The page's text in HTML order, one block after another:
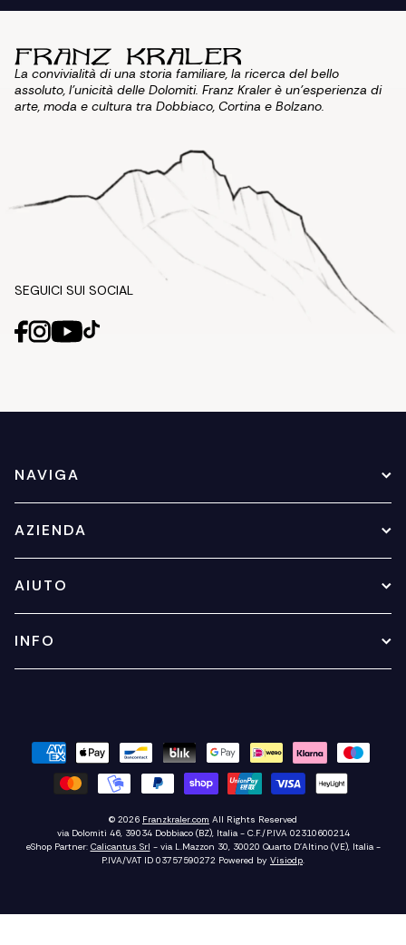
La convivialità di una storia familiare, la ricerca del bello
assoluto, l'unicità delle Dolomiti. Franz Kraler è un'esperienza di
arte, moda e cultura tra Dobbiaco, Cortina e Bolzano.
SEGUICI SUI SOCIAL
NAVIGA
AZIENDA
AIUTO
INFO
© 2026 Franzkraler.com All Rights Reserved
via Dolomiti 46, 39034 Dobbiaco (BZ), Italia - C.F./P.IVA 02310600214
eShop Partner: Calicantus Srl - via L.Mazzon 30, 30020 Quarto D'Altino (VE), Italia -
P.IVA/VAT ID 03757590272 Powered by Visiodp.